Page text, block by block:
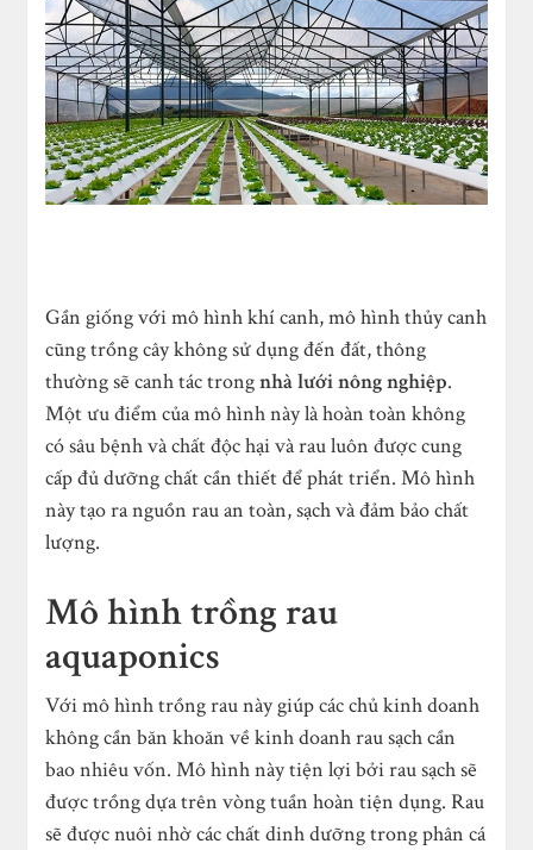
Gần giống với mô hình khí canh, mô hình thủy canh
cũng trồng cây không sử dụng đến đất, thông
thường sẽ canh tác trongnhà lưới nông nghiệp.
Một ưu điểm của mô hình này là hoàn toàn không
có sâu bệnh và chất độc hại và rau luôn được cung
cấp đủ dưỡng chất cần thiết để phát triển. Mô hình
này tạo ra nguồn rau an toàn, sạch và đảm bảo chất
lượng.
Mô hình trồng rau
aquaponics
Với mô hình trồng rau này giúp các chủ kinh doanh
không cần băn khoăn về kinh doanh rau sạch cần
bao nhiêu vốn. Mô hình này tiện lợi bởi rau sạch sẽ
được trồng dựa trên vòng tuần hoàn tiện dụng. Rau
sẽ được nuôi nhờ các chất dinh dưỡng trong phân cá